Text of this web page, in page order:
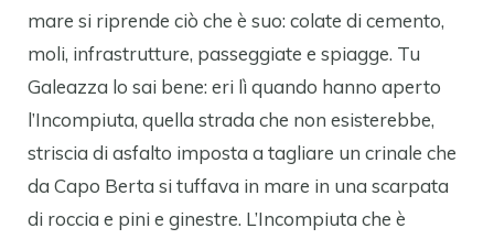
mare si riprende ciò che è suo: colate di cemento,
moli, infrastrutture, passeggiate e spiagge. Tu
Galeazza lo sai bene: eri lì quando hanno aperto
l’Incompiuta, quella strada che non esisterebbe,
striscia di asfalto imposta a tagliare un crinale che
da Capo Berta si tuffava in mare in una scarpata
di roccia e pini e ginestre. L’Incompiuta che è